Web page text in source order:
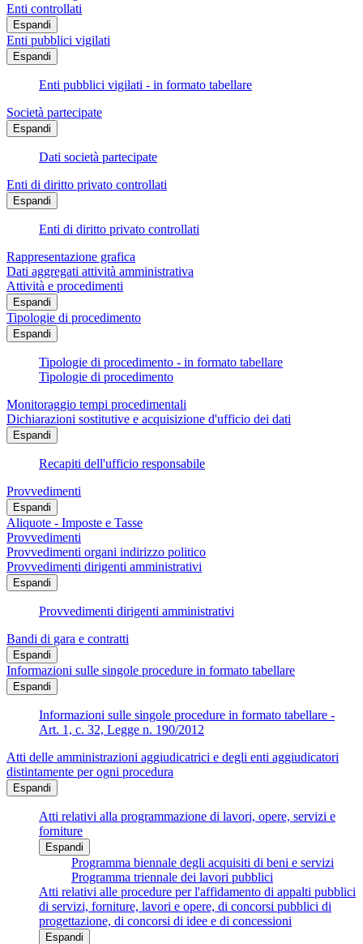
Enti controllati
Espandi
Enti pubblici vigilati
Espandi
Enti pubblici vigilati - in formato tabellare
Società partecipate
Espandi
Dati società partecipate
Enti di diritto privato controllati
Espandi
Enti di diritto privato controllati
Rappresentazione grafica
Dati aggregati attività amministrativa
Attività e procedimenti
Espandi
Tipologie di procedimento
Espandi
Tipologie di procedimento - in formato tabellare
Tipologie di procedimento
Monitoraggio tempi procedimentali
Dichiarazioni sostitutive e acquisizione d'ufficio dei dati
Espandi
Recapiti dell'ufficio responsabile
Provvedimenti
Espandi
Aliquote - Imposte e Tasse
Provvedimenti
Provvedimenti organi indirizzo politico
Provvedimenti dirigenti amministrativi
Espandi
Provvedimenti dirigenti amministrativi
Bandi di gara e contratti
Espandi
Informazioni sulle singole procedure in formato tabellare
Espandi
Informazioni sulle singole procedure in formato tabellare -
Art. 1, c. 32, Legge n. 190/2012
Atti delle amministrazioni aggiudicatrici e degli enti aggiudicatori
distintamente per ogni procedura
Espandi
Atti relativi alla programmazione di lavori, opere, servizi e
forniture
Espandi
Programma biennale degli acquisiti di beni e servizi
Programma triennale dei lavori pubblici
Atti relativi alle procedure per l'affidamento di appalti pubblici
di servizi, forniture, lavori e opere, di concorsi pubblici di
progettazione, di concorsi di idee e di concessioni
Espandi